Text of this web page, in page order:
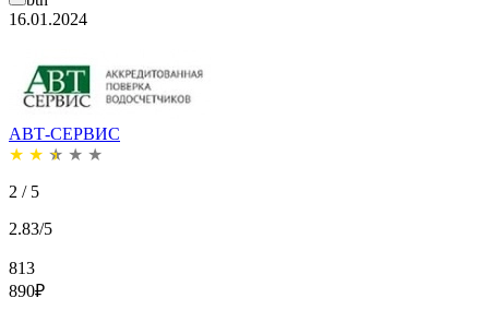
16.01.2024
АВТ-СЕРВИС
★ ★ ★ ★ ★
2 / 5
2.83/5
813
890₽